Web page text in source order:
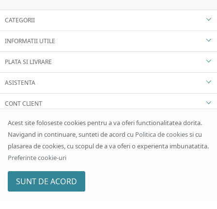
Acest site foloseste cookies pentru a va oferi functionalitatea dorita.
Navigand in continuare, sunteti de acord cu Politica de cookiessi cu
plasarea de cookies, cu scopul de a va oferi o experienta imbunatatita.
Preferinte cookie-uri
SUNT DE ACORD
CATEGORII
INFORMATII UTILE
PLATA SI LIVRARE
ASISTENTA
CONT CLIENT